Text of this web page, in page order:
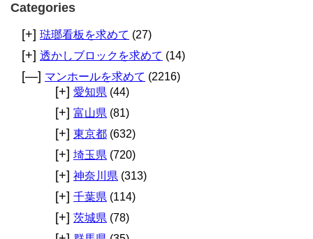
Categories
[+] 琺瑯看板を求めて (27)
[+] 透かしブロックを求めて (14)
[—] マンホールを求めて (2216)
[+] 愛知県 (44)
[+] 富山県 (81)
[+] 東京都 (632)
[+] 埼玉県 (720)
[+] 神奈川県 (313)
[+] 千葉県 (114)
[+] 茨城県 (78)